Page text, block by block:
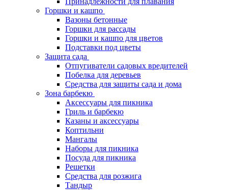
Горшки и кашпо
Вазоны бетонные
Горшки для рассады
Горшки и кашпо для цветов
Подставки под цветы
Защита сада
Отпугиватели садовых вредителей
Побелка для деревьев
Средства для защиты сада и дома
Зона барбекю
Аксессуары для пикника
Гриль и барбекю
Казаны и аксессуары
Коптильни
Мангалы
Наборы для пикника
Посуда для пикника
Решетки
Средства для розжига
Тандыр